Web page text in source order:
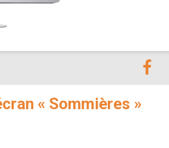
« Sommières »